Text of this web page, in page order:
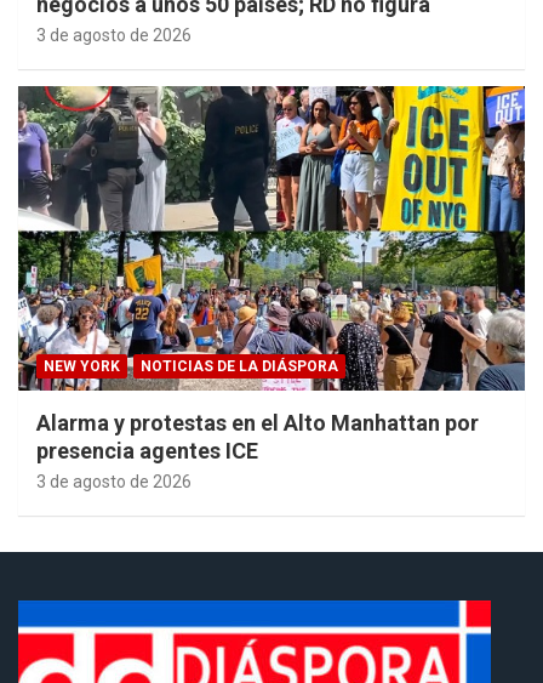
3 de agosto de 2026
NEW YORK NOTICIAS DE LA DIÁSPORA
Alarma y protestas en el Alto Manhattan por
presencia agentes ICE
3 de agosto de 2026